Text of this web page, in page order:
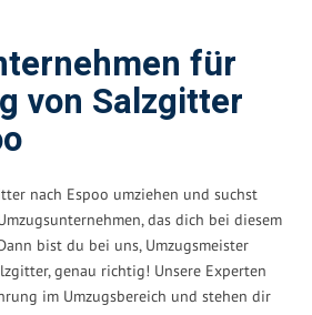
für
von Salzgitter
nach Espoo umziehen und suchst
das dich bei diesem
bist du bei uns, Umzugsmeister
genau richtig! Unsere Experten
im Umzugsbereich und stehen dir